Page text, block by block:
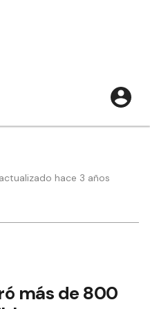
hace 3 años
más de 800